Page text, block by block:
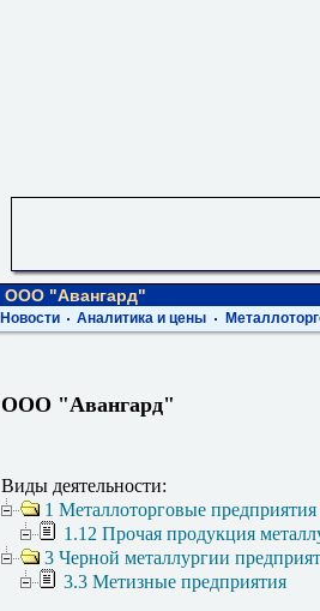
ООО "Авангард"
Новости Аналитика и цены
ООО "Авангард"
Виды деятельности:
1 Металлоторговые
1.12 Прочая продукция
3 Черной металлургии
3.3 Метизные предприятия